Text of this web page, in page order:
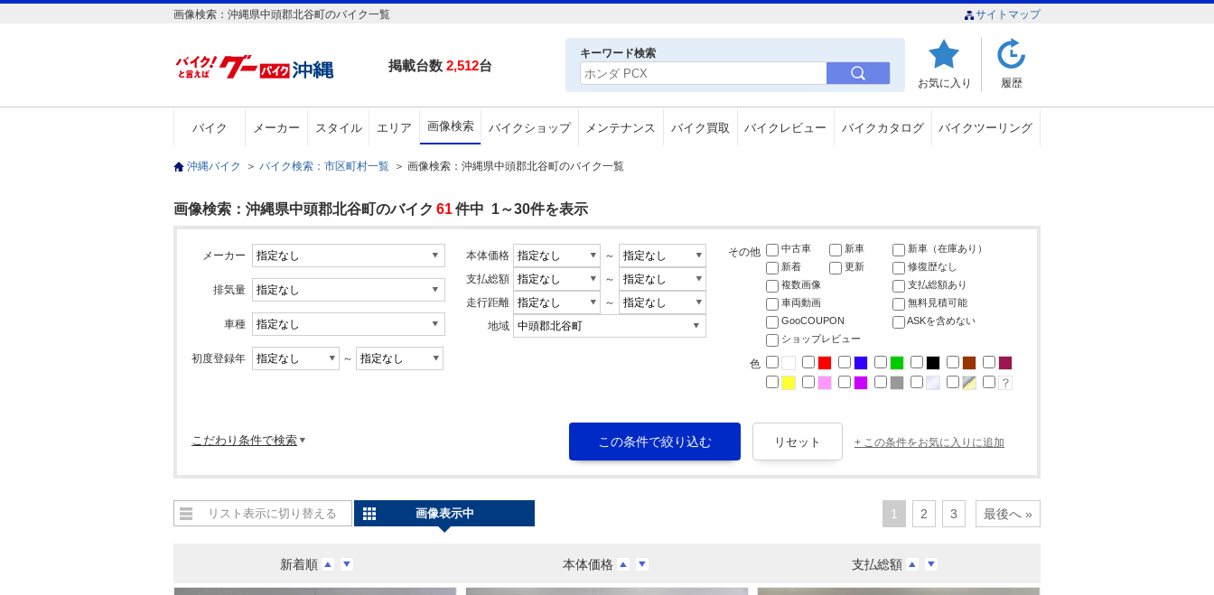
画像検索：沖縄県中頭郡北谷町のバイク一覧 サイトマップ
掲載台数 2,512台
キーワード検索
お気に入り 履歴
バイク メーカー スタイル エリア 画像検索 バイクショップ メンテナンス バイク買取 バイクレビュー バイクカタログ バイクツーリング
沖縄バイク ＞ バイク検索：市区町村一覧 ＞ 画像検索：沖縄県中頭郡北谷町のバイク一覧
画像検索：沖縄県中頭郡北谷町のバイク 61件中 1～30件を表示
メーカー
排気量
車種
初度登録年 ～
本体価格
～
支払総額
～
走行距離
～
地域
その他 中古車 新車
新車（在庫あり）
新着
更新
修復歴なし
複数画像
支払総額あり
車両動画
無料見積可能
GooCOUPON
ASKを含めない
ショップレビュー
色
こだわり条件で検索 + この条件をお気に入りに追加
1 2 3 最後へ »
新着順 本体価格 支払総額
リスト表示に切り替える 画像表示中